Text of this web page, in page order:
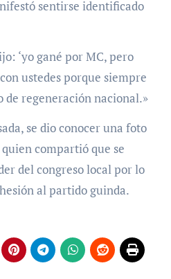
sentirse identificado
‘yo gané por MC, pero
ustedes porque siempre
de regeneración nacional.»
se dio conocer una foto
compartió que se
del congreso local por lo
al partido guinda.